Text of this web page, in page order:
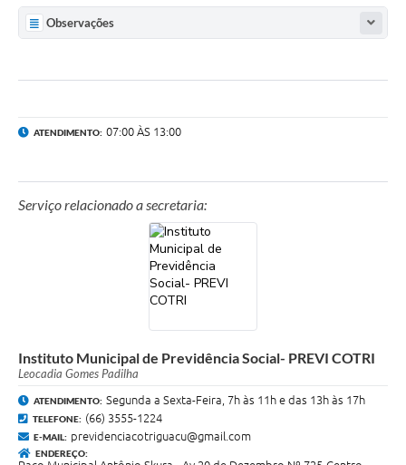
Jornal
Diário Oficial
Observações
ATENDIMENTO: 07:00 ÀS 13:00
Serviço relacionado a secretaria:
Instituto Municipal de Previdência Social- PREVI COTRI
Leocadia Gomes Padilha
ATENDIMENTO: Segunda a Sexta-Feira, 7h às 11h e das 13h às 17h
TELEFONE: (66) 3555-1224
E-MAIL: previdenciacotriguacu@gmail.com
ENDEREÇO: